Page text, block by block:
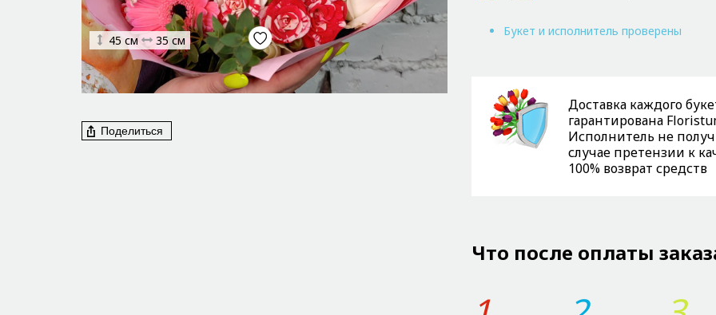
45 см 35 см
Поделиться
Букет и исполнитель проверены
Доставка каждого
гарантирована
Исполнитель не
случае претензии к
100% возврат средств
Что после оплаты